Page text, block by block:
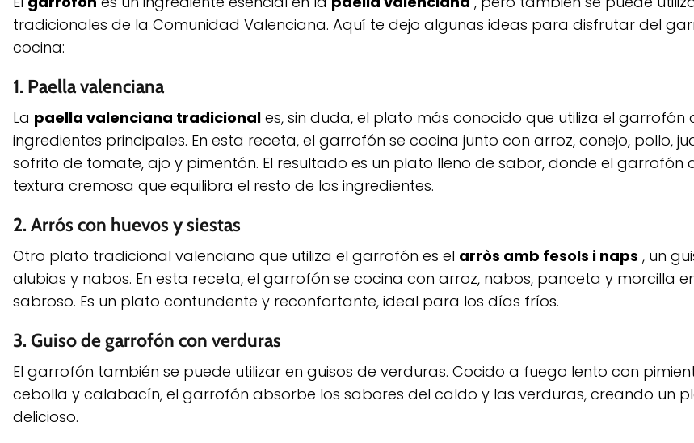
tradicionales de la Comunidad Valenciana. Aquí te dejo algunas ideas para disfrutar del
cocina:
1. Paella valenciana
La paella valenciana tradicional es, sin duda, el plato más conocido que utiliza el garrofón
ingredientes principales. En esta receta, el garrofón se cocina junto con arroz, conejo, pollo,
sofrito de tomate, ajo y pimentón. El resultado es un plato lleno de sabor, donde el garrofón
textura cremosa que equilibra el resto de los ingredientes.
2. Arrós con huevos y siestas
Otro plato tradicional valenciano que utiliza el garrofón es el arròs amb fesols i naps , un
alubias y nabos. En esta receta, el garrofón se cocina con arroz, nabos, panceta y morcilla
sabroso. Es un plato contundente y reconfortante, ideal para los días fríos.
3. Guiso de garrofón con verduras
El garrofón también se puede utilizar en guisos de verduras. Cocido a fuego lento con
cebolla y calabacín, el garrofón absorbe los sabores del caldo y las verduras, creando un
delicioso.